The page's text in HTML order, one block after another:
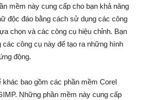
mềm này cung cấp cho bạn khả năng
độc đáo bằng cách sử dụng các công
chọn và các công cụ hiệu chỉnh. Bạn
công cụ này để tạo ra những hình
động.
khác bao gồm các phần mềm Corel
Những phần mềm này cung cấp